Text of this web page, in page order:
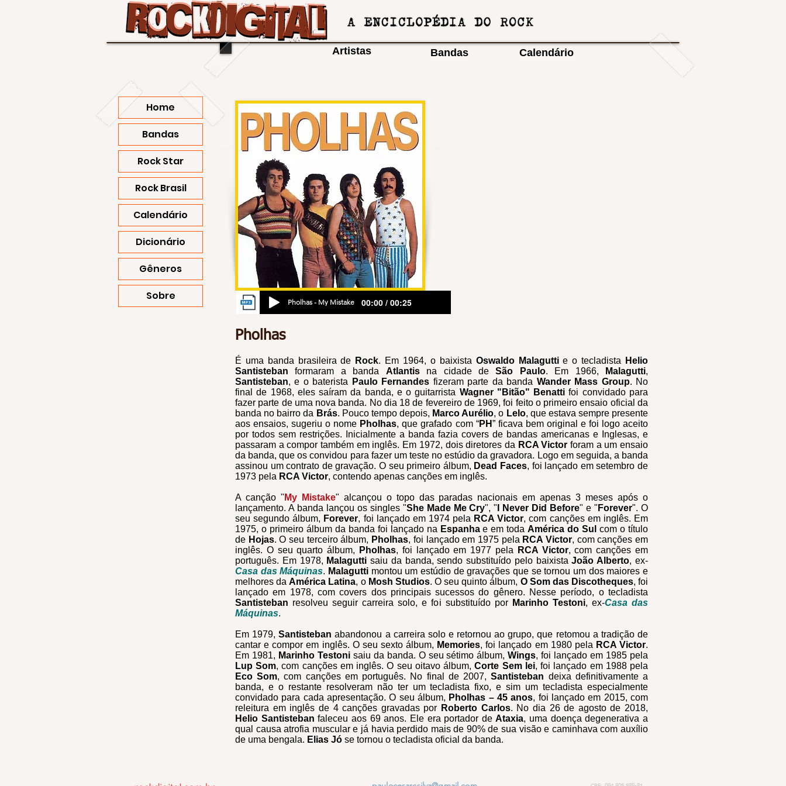
Artistas Bandas Calendário
Pholhas - My Mistake 00:00 / 00:25
Pholhas
É uma banda brasileira de Rock. Em 1964, o baixista Oswaldo Malaguttie o tecladista
Helio
Santisteban formaram a banda Atlantisna cidade deSão Paulo. Em 1966, Malagutti,
Santisteban, e o baterista Paulo Fernandes fizeram parte da banda Wander Mass Group. No
final de 1968, eles saíram da banda, e o guitarrista Wagner "Bitão" Benatti foi convidado para
fazer parte de uma nova banda. No dia 18 de fevereiro de 1969, foi feito o primeiro ensaio oficial da
banda no bairro da Brás. Pouco tempo depois, Marco Aurélio, o Lelo, que estava sempre presente
aos ensaios, sugeriu o nome Pholhas, que grafado com “PH” ficava bem original e foi logo aceito
por todos sem restrições. Inicialmente a banda fazia covers de bandas americanas e Inglesas, e
passaram a compor também em inglês. Em 1972, dois diretores da RCA Victor foram a um ensaio
da banda, que os convidou para fazer um teste no estúdio da gravadora. Logo em seguida, a banda
assinou um contrato de gravação. O seu primeiro álbum, Dead Faces, foi lançado em setembro de
1973 pela RCA Victor, contendo apenas canções em inglês.
A canção " My Mistake" alcançou o topo das paradas nacionais em apenas 3 meses após o
lançamento. A banda lançou os singles "She Made Me Cry", " I Never Did Before" e " Forever". O
seu segundo álbum, Forever, foi lançado em 1974 pela RCA Victor, com canções em inglês. Em
1975, o primeiro álbum da banda foi lançado na Espanhae em todaAmérica do Sul com o título
de Hojas. O seu terceiro álbum, Pholhas, foi lançado em 1975 pela RCA Victor, com canções em
inglês. O seu quarto álbum,
Pholhas, foi lançado em 1977 pela RCA Victor, com canções em
português. Em 1978, Malagutti saiu da banda, sendo substituído pelo baixistaJoão Alberto, ex-
Casa das Máquinas. Malagutti montou um estúdio de gravações que se tornou um dos maiores e
melhores daAmérica Latina, o Mosh Studios. O seu quinto álbum, O Som das Discotheques, foi
lançado em 1978, com covers dos principais sucessos do gênero. Nesse período, o tecladista
Santisteban resolveu seguir carreira solo, e foi substituído por Marinho Testoni, ex-Casa das
Máquinas.
Em 1979,Santisteban abandonou a carreira solo e retornou ao grupo, que retomou a tradição de
cantar e compor em inglês. O seu sexto álbum, Memories, foi lançado em 1980 pela RCA Victor.
Em 1981, Marinho Testonisaiu da banda. O seu sétimo álbum,Wings, foi lançado em 1985 pela
Lup Som, com canções em inglês. O seu oitavo álbum,Corte Sem lei, foi lançado em 1988 pela
Eco Som, com canções em português. No final de 2007,Santisteban deixa definitivamente a
banda, e o restante resolveram não ter um tecladista fixo, e sim um tecladista especialmente
convidado para cada apresentação. O seu álbum, Pholhas – 45 anos, foi lançado em 2015, com
releitura em inglês de 4 canções gravadas por Roberto Carlos. No dia 26 de agosto de 2018,
Helio Santisteban faleceu aos 69 anos. Ele era portador deAtaxia, uma doença degenerativa a
qual causa atrofia muscular e já havia perdido mais de 90% de sua visão e caminhava com auxílio
de uma bengala. Elias Jó se tornou o tecladista oficial da banda.
Home
Bandas
Rock Star
Rock Brasil
Calendário
Dicionário
Gêneros
Sobre